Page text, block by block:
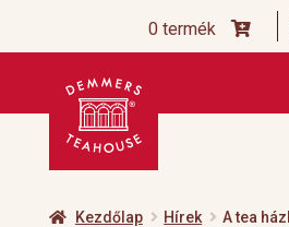
0 termék
Ugrás
navigációhoz
Kilépés
tartalomba
Kezdőlap Hírek
A tea